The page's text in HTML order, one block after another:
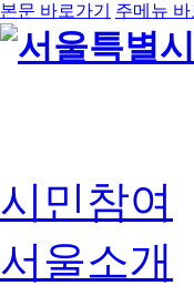
본문 바로가기 주메뉴 바
시민참여
서울소개